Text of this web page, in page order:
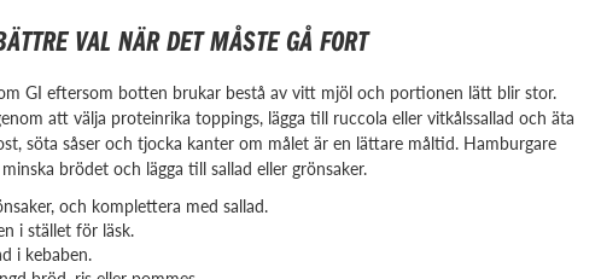
VAL NÄR DET MÅSTE GÅ FORT
GI eftersom botten brukar bestå av vitt mjöl och portionen lätt blir stor.
att välja proteinrika toppings, lägga till ruccola eller vitkålssallad och äta
söta såser och tjocka kanter om målet är en lättare måltid. Hamburgare
brödet och lägga till sallad eller grönsaker.
och komplettera med sallad.
i stället för läsk.
i kebaben.